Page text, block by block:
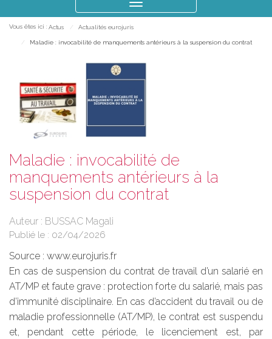
le
Vous êtes ici : Actus Actualités eurojuris
Maladie : invocabilité de manquements antérieurs à la suspension du contrat
Maladie : invocabilité de
manquements antérieurs à la
suspension du contrat
Auteur : BUSSAC Magali
Publié le : 02/04/2026
Source : www.eurojuris.fr
En cas de suspension du contrat de travail d’un salarié en
AT/MP et faute grave : protection forte du salarié, mais pas
d’immunité disciplinaire. En cas d’accident du travail ou de
maladie professionnelle (AT/MP), le contrat est suspendu
et, pendant cette période, le licenciement est, par